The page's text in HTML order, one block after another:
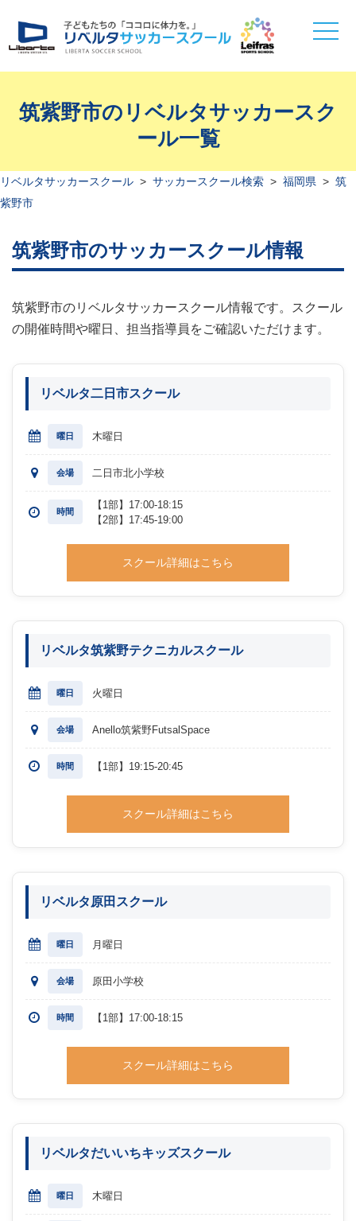
toggle
筑紫野市のリベルタサッカースク
ール一覧
リベルタサッカースクール > サッカースクール検索 > 福岡県 > 筑
紫野市
筑紫野市のサッカースクール情報
筑紫野市のリベルタサッカースクール情報です。スクール
の開催時間や曜日、担当指導員をご確認いただけます。
リベルタ二日市スクール
曜日 木曜日
会場 二日市北小学校
時間
【1部】17:00-18:15
【2部】17:45-19:00
スクール詳細はこちら
リベルタ筑紫野テクニカルスクール
曜日 火曜日
会場 Anello筑紫野FutsalSpace
時間 【1部】19:15-20:45
スクール詳細はこちら
リベルタ原田スクール
曜日 月曜日
会場 原田小学校
時間 【1部】17:00-18:15
スクール詳細はこちら
リベルタだいいちキッズスクール
曜日 木曜日